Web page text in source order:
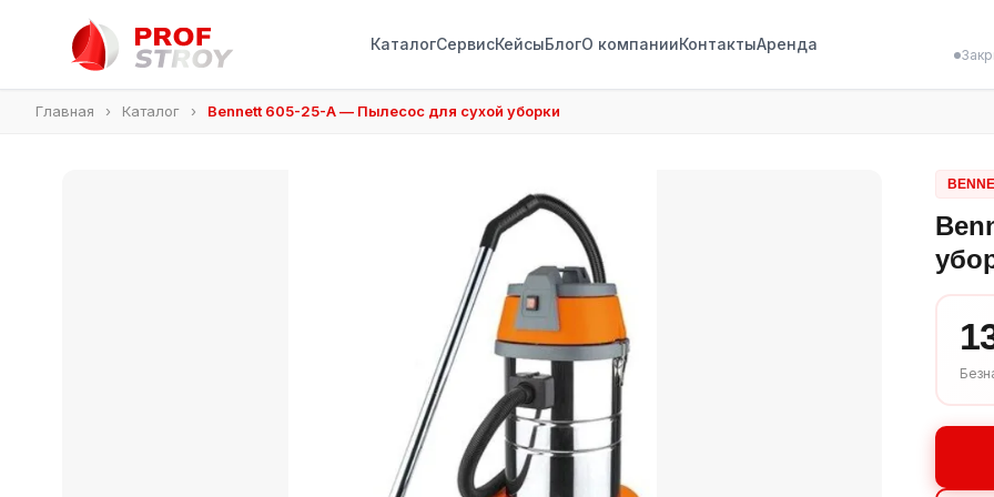
КаталогСервисКейсыБлогО компанииКонтактыАренда
Главная › Каталог › Bennett 605-25-A — Пылесос для сухой уборки